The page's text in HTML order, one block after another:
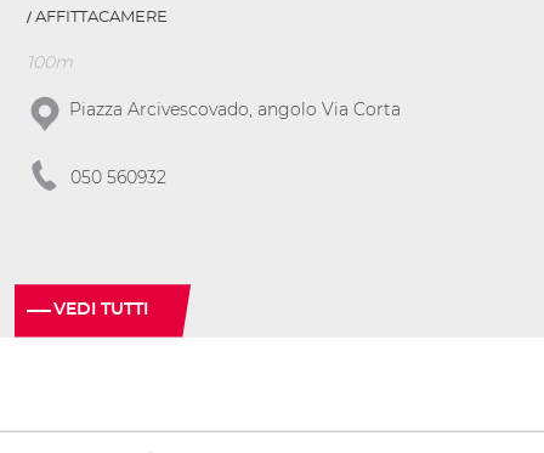
AFFITTACAMERE
100m
Piazza Arcivescovado, angolo Via Corta
050 560932
VEDI TUTTI